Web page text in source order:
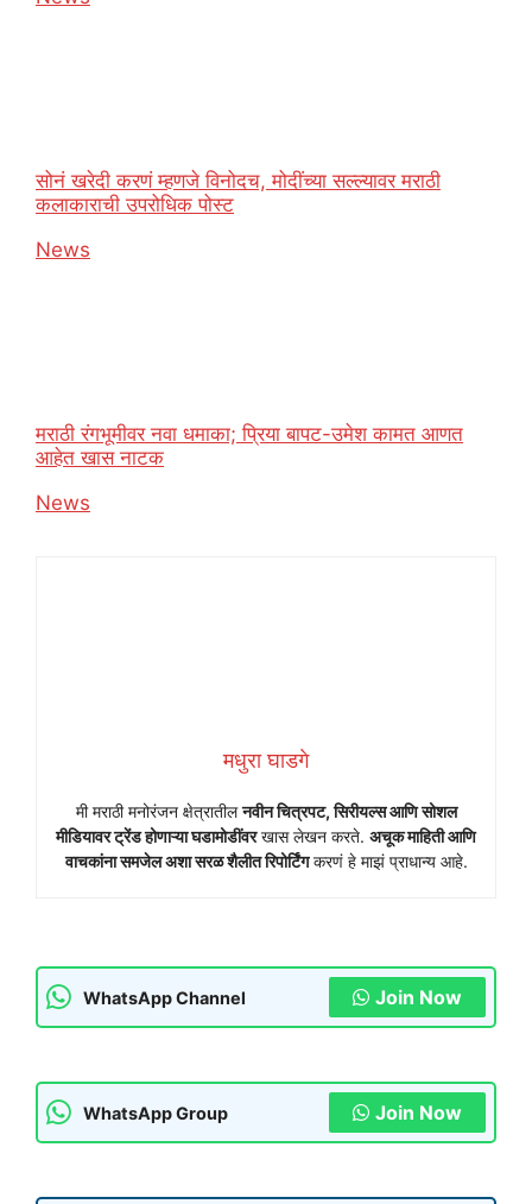
सोनं खरेदी करणं म्हणजे विनोदच, मोदींच्या सल्ल्यावर मराठी
कलाकाराची उपरोधिक पोस्ट
In relation to
News
मराठी रंगभूमीवर नवा धमाका; प्रिया बापट-उमेश कामत आणत
आहेत खास नाटक
In relation to
News
मधुरा घाडगे
मी मराठी मनोरंजन क्षेत्रातीलनवीन चित्रपट, सिरीयल्स आणि सोशल
मीडियावर ट्रेंड होणाऱ्या घडामोडींवरखास लेखन करते. अचूक माहिती आणि
वाचकांना समजेल अशा सरळ शैलीत रिपोर्टिंगकरणं हे माझं प्राधान्य आहे.
WhatsApp Channel Join Now
WhatsApp Group Join Now